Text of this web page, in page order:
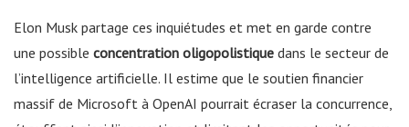
Elon Musk partage ces inquiétudes et met en garde contre
une possible concentration oligopolistique dans le secteur de
l’intelligence artificielle. Il estime que le soutien financier
massif de Microsoft à OpenAI pourrait écraser la concurrence,